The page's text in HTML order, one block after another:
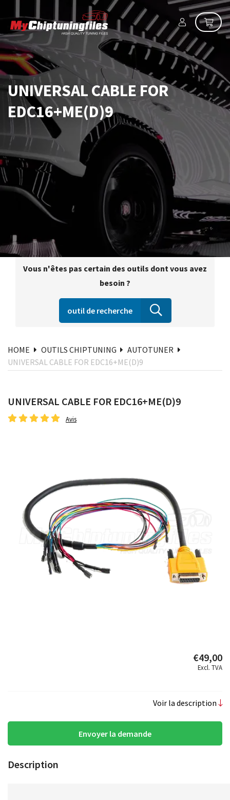
UNIVERSAL CABLE FOR
EDC16+ME(D)9
Vous n'êtes pas certain des outils dont vous avez
besoin ?
outil de recherche
HOME OUTILS CHIPTUNING
AUTOTUNER
UNIVERSAL CABLE FOR EDC16+ME(D)9
UNIVERSAL CABLE FOR EDC16+ME(D)9
Avis
€49,00
Excl. TVA
Voir la description
Envoyer la demande
Description